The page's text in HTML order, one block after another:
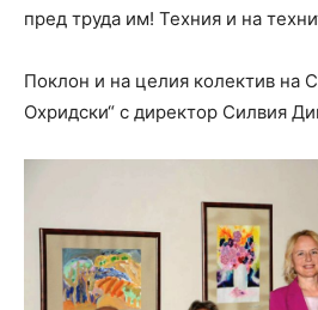
пред труда им! Техния и на
Поклон и на целия колектив на
Охридски“ с директор Силвия